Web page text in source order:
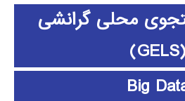
محلی گرانشی
(GELS)
Big